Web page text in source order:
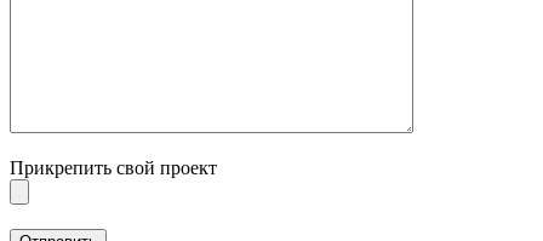
Прикрепить свой проект